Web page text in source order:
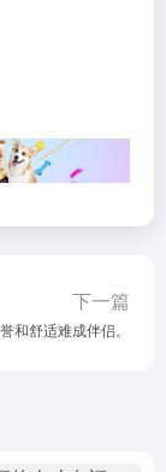
下一篇
和舒适难成伴侣。